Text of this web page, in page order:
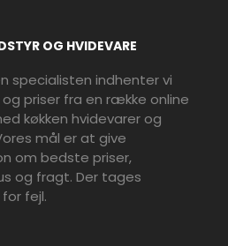
OG HVIDEVARE
specialisten indhenter vi
priser fra en række online
køkken hvidevarer og
mål er at give
om bedste priser,
og fragt. Der tages
fejl.